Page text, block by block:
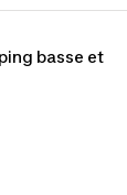
basse et